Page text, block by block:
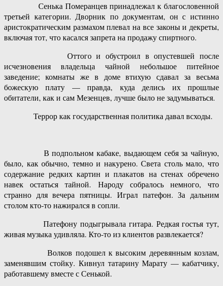
Сенька Померанцев принадлежал к благословенной
третьей категории. Дворник по документам, он с истинно
аристократическим размахом плевал на все законы и декреты,
включая тот, что касался запрета на продажу спиртного.
Оттого и обустроил в опустевшей после
исчезновения владельца чайной небольшое питейное
заведение; комнаты же в доме втихую сдавал за весьма
божескую плату — правда, куда делись их прошлые
обитатели, как и сам Мезенцев, лучше было не задумываться.
Террор как государственная политика давал всходы.
В подпольном кабаке, выдающем себя за чайную,
было, как обычно, темно и накурено. Света столь мало, что
содержание редких картин и плакатов на стенах обречено
навек остаться тайной. Народу собралось немного, что
странно для вечера пятницы. Играл патефон. За дальним
столом кто-то нажирался в сопли.
Патефону подыгрывала гитара. Редкая гостья тут,
живая музыка удивляла. Кто-то из клиентов развлекается?
Волков подошел к высоким деревянным козлам,
заменявшим стойку. Кивнул татарину Марату — кабатчику,
работавшему вместе с Сенькой.